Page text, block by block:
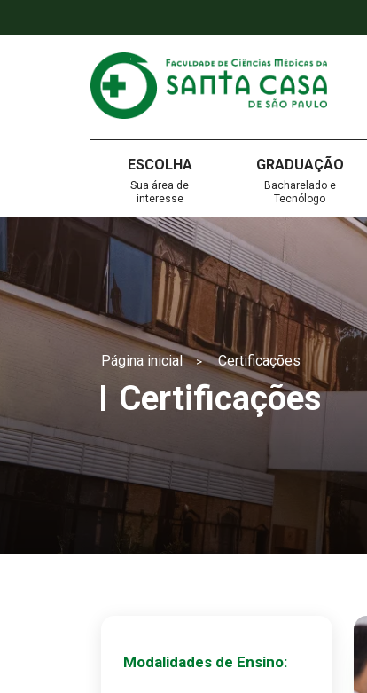
ESCOLHA
Sua área de
interesse
GRADUAÇÃO
Bacharelado e
Tecnólogo
Página inicial > Certificações
Certificações
Modalidades de Ensino: